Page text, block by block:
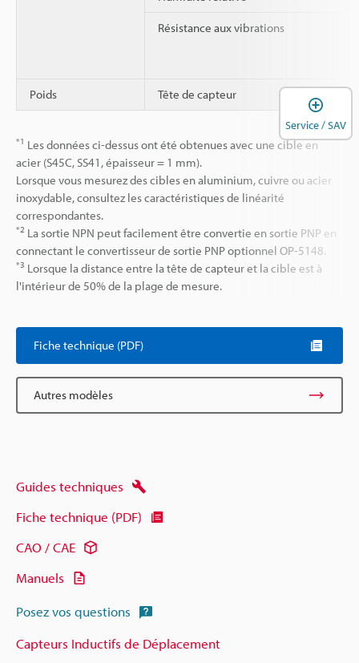
Résistance aux vibrations
Poids Tête de capteur
*1 Les données ci-dessus ont été obtenues avec une cible en
acier (S45C, SS41, épaisseur = 1 mm).
Lorsque vous mesurez des cibles en aluminium, cuivre ou acier
inoxydable, consultez les caractéristiques de linéarité
correspondantes.
*2 La sortie NPN peut facilement être convertie en sortie PNP en
connectant le convertisseur de sortie PNP optionnel OP-5148.
*3 Lorsque la distance entre la tête de capteur et la cible est à
l'intérieur de 50% de la plage de mesure.
Fiche technique (PDF)
Autres modèles
Guides techniques
Fiche technique (PDF)
CAO / CAE
Manuels
Posez vos questions
Capteurs Inductifs de Déplacement
Service / SAV